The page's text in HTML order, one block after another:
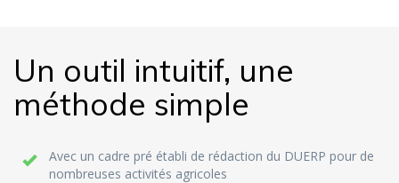
Un outil intuitif, une
méthode simple
Avec un cadre pré établi de rédaction du DUERP pour de
nombreuses activités agricoles